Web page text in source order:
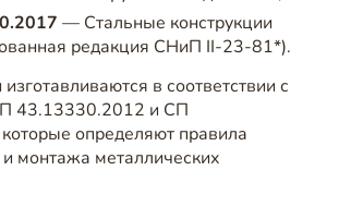
— Стальные конструкции
редакция СНиП II-23-81*).
в соответствии с
43.13330.2012 и СП
определяют правила
монтажа металлических